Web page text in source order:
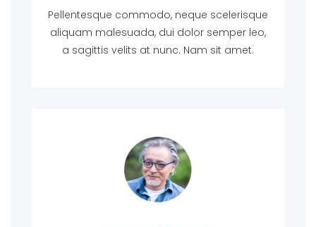
Pellentesque commodo, neque scelerisque
aliquam malesuada, dui dolor semper leo,
a sagittis velits at nunc. Nam sit amet.